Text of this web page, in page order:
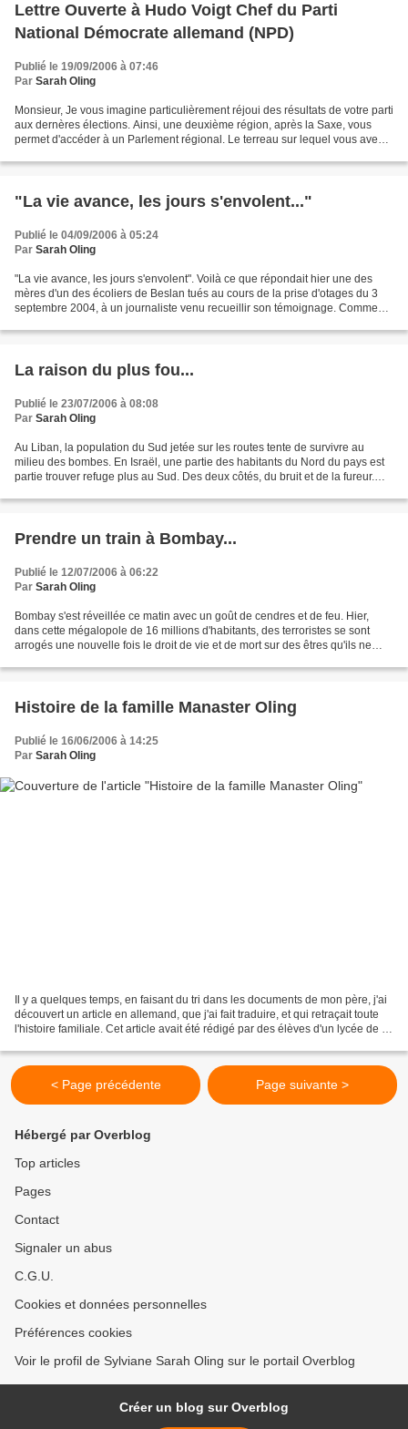
Lettre Ouverte à Hudo Voigt Chef du Parti
National Démocrate allemand (NPD)
Publié le 19/09/2006 à 07:46
Par Sarah Oling
Monsieur, Je vous imagine particulièrement réjoui des résultats de votre parti
aux dernères élections. Ainsi, une deuxième région, après la Saxe, vous
permet d'accéder à un Parlement régional. Le terreau sur lequel vous avez
"La vie avance, les jours s'envolent..."
Publié le 04/09/2006 à 05:24
Par Sarah Oling
"La vie avance, les jours s'envolent". Voilà ce que répondait hier une des
mères d'un des écoliers de Beslan tués au cours de la prise d'otages du 3
septembre 2004, à un journaliste venu recueillir son témoignage. Comment
La raison du plus fou...
Publié le 23/07/2006 à 08:08
Par Sarah Oling
Au Liban, la population du Sud jetée sur les routes tente de survivre au
milieu des bombes. En Israël, une partie des habitants du Nord du pays est
partie trouver refuge plus au Sud. Des deux côtés, du bruit et de la fureur.
Prendre un train à Bombay...
Publié le 12/07/2006 à 06:22
Par Sarah Oling
Bombay s'est réveillée ce matin avec un goût de cendres et de feu. Hier,
dans cette mégalopole de 16 millions d'habitants, des terroristes se sont
arrogés une nouvelle fois le droit de vie et de mort sur des êtres qu'ils ne
Histoire de la famille Manaster Oling
Publié le 16/06/2006 à 14:25
Par Sarah Oling
Il y a quelques temps, en faisant du tri dans les documents de mon père, j'ai
découvert un article en allemand, que j'ai fait traduire, et qui retraçait toute
l'histoire familiale. Cet article avait été rédigé par des élèves d'un lycée de la
< Page précédente Page suivante >
Hébergé par Overblog
Top articles
Pages
Contact
Signaler un abus
C.G.U.
Cookies et données personnelles
Préférences cookies
Voir le profil de Sylviane Sarah Oling sur le portail Overblog
Créer un blog sur Overblog